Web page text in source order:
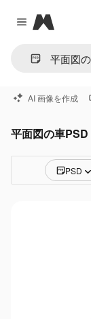
Close menu
Magnific
AI 画像を作成
平面図の車PSD
PSD